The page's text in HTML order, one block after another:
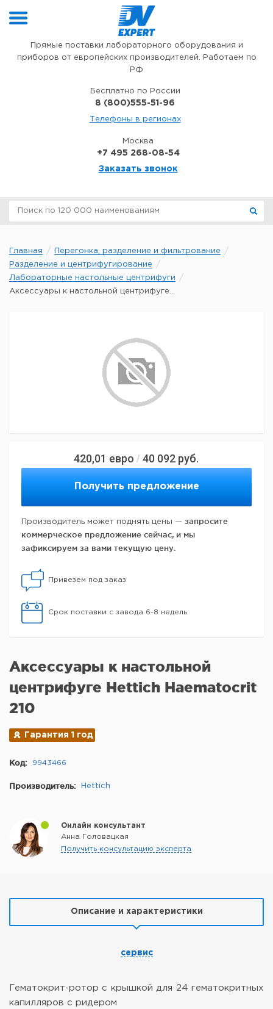
Прямые поставки лабораторного оборудования и
приборов от европейских производителей. Работаем по
РФ
Бесплатно по России
8 (800)555-51-96
Телефоны в регионах
Москва
+7 495 268-08-54
Заказать звонок
Главная
Перегонка, разделение и фильтрование
Разделение и центрифугирование
Лабораторные настольные центрифуги
Аксессуары к настольной центрифуге...
420,01 евро / 40 092 руб.
Получить предложение
Производитель может поднять цены — запросите
коммерческое предложение сейчас, и мы
зафиксируем за вами текущую цену.
Привезем под заказ
Срок поставки с завода 6-8 недель
Аксессуары к настольной
центрифуге Hettich Haematocrit
210
Гарантия 1 год
Код: 9943466
Производитель: Hettich
Онлайн консультант
Анна Головацкая
Получить консультацию эксперта
Описание и характеристики
сервис
Гематокрит-ротор с крышкой для 24 гематокритных
капилляров с ридером